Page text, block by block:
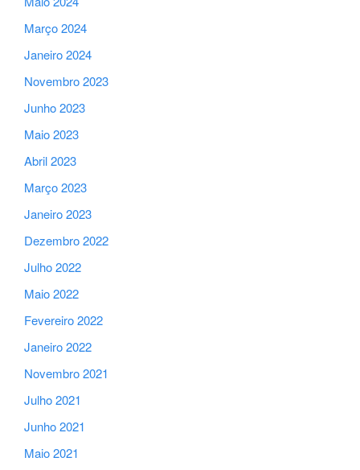
Março 2024
Janeiro 2024
Novembro 2023
Junho 2023
Maio 2023
Abril 2023
Março 2023
Janeiro 2023
Dezembro 2022
Julho 2022
Maio 2022
Fevereiro 2022
Janeiro 2022
Novembro 2021
Julho 2021
Junho 2021
Maio 2021